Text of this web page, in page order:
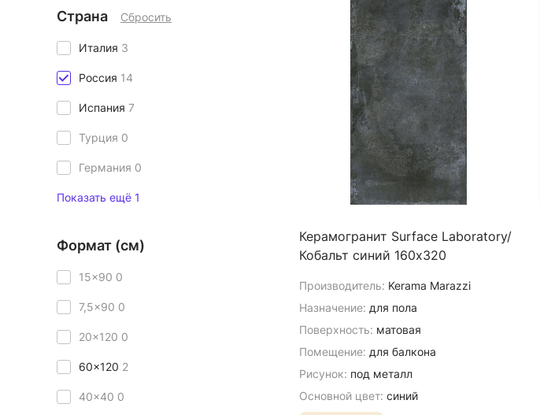
Страна Сбросить
Италия 3
Россия 14
Испания 7
Турция 0
Германия 0
Показать ещё 1
Формат (см)
15x90 0
7,5x90 0
20x120 0
60x120 2
40x40 0
Керамогранит Surface Laboratory/
Кобальт синий 160х320
Производитель: Kerama Marazzi
Назначение: для пола
Поверхность: матовая
Помещение: для балкона
Рисунок: под металл
Основной цвет: синий